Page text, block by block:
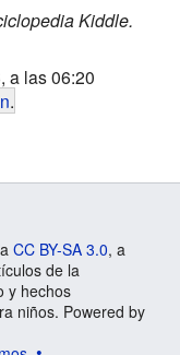
Kiddle.
a las 06:20
.
CC BY-SA 3.0, a
de la
y hechos
niños. Powered by